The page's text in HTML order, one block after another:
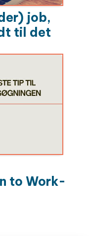
job,
til det
to Work-